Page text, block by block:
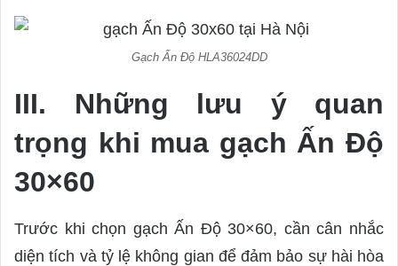
Gạch Ấn Độ HLA36024DD
III. Những lưu ý quan
trọng khi mua gạch Ấn Độ
30×60
Trước khi chọn gạch Ấn Độ 30×60, cần cân nhắc
diện tích và tỷ lệ không gian để đảm bảo sự hài hòa